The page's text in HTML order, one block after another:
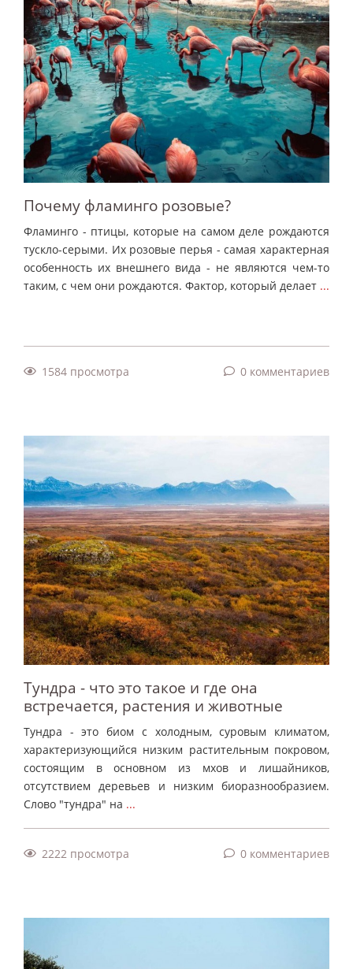
Почему фламинго розовые?
Фламинго - птицы, которые на самом деле рождаются
тускло-серыми. Их розовые перья - самая характерная
особенность их внешнего вида - не являются чем-то
таким, с чем они рождаются. Фактор, который делает ...
1584 просмотра 0 комментариев
Тундра - что это такое и где она
встречается, растения и животные
Тундра - это биом с холодным, суровым климатом,
характеризующийся низким растительным покровом,
состоящим в основном из мхов и лишайников,
отсутствием деревьев и низким биоразнообразием.
Слово "тундра" на ...
2222 просмотра 0 комментариев